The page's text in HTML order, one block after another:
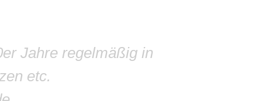
Jahre regelmäßig in
etc.